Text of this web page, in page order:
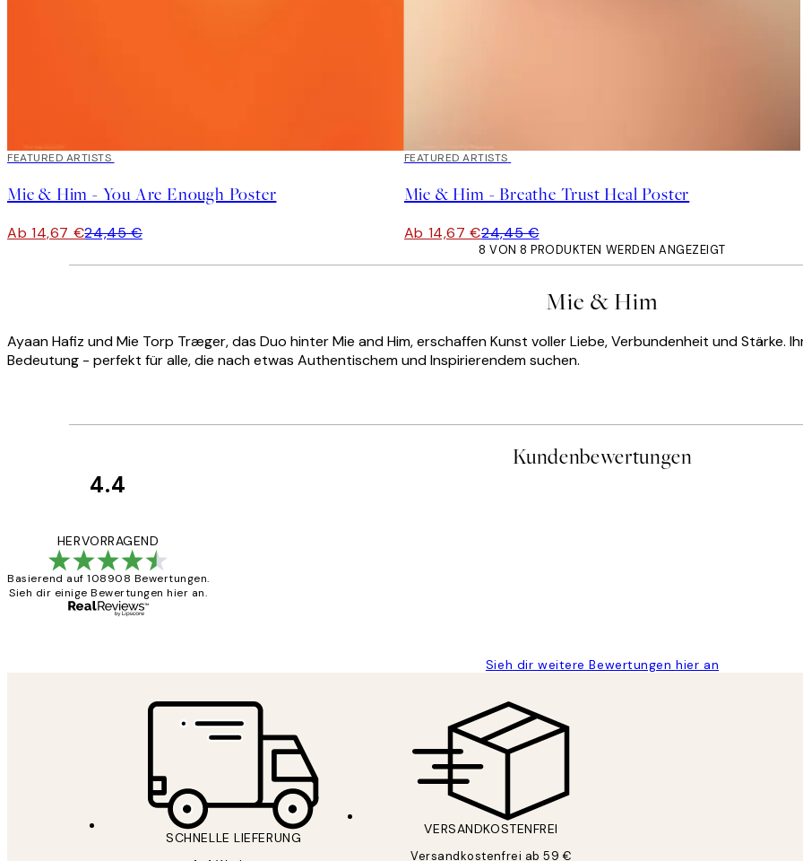
40%*
FEATURED ARTISTS
Mie & Him - You Are Enough Poster
Ab 14,67 €24,45 €
40%*
FEATURED ARTISTS
Mie & Him - Breathe Trust Heal Poster
Ab 14,67 €24,45 €
8 VON 8 PRODUKTEN WERDEN ANGEZEIGT
Mie & Him
Ayaan Hafiz und Mie Torp Træger, das Duo hinter Mie and Him, erschaffen Kunst voller Liebe, Verbundenheit und Stärke.
Bedeutung - perfekt für alle, die nach etwas Authentischem und Inspirierendem suchen.
Kundenbewertungen
4.4
HERVORRAGEND
Basierend auf 108908 Bewertungen.
Sieh dir einige Bewertungen hier an.
Sieh dir weitere Bewertungen hier an
SCHNELLE LIEFERUNG
VERSANDKOSTENFREI
Versandkostenfrei ab 59 €